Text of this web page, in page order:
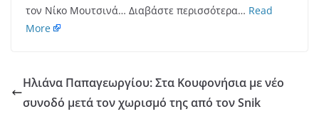
τον Νίκο Μουτσινά… Διαβάστε περισσότερα… Read
More
Ηλιάνα Παπαγεωργίου: Στα Κουφονήσια με νέο
συνοδό μετά τον χωρισμό της από τον Snik